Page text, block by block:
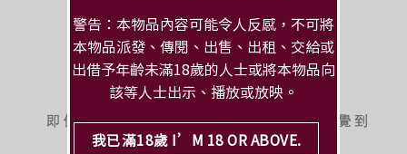
警告：本物品內容可能令人反感，不可將
本物品派發、傳閱、出售、出租、交給或
出借予年齡未滿18歲的人士或將本物品向
該等人士出示、播放或放映。